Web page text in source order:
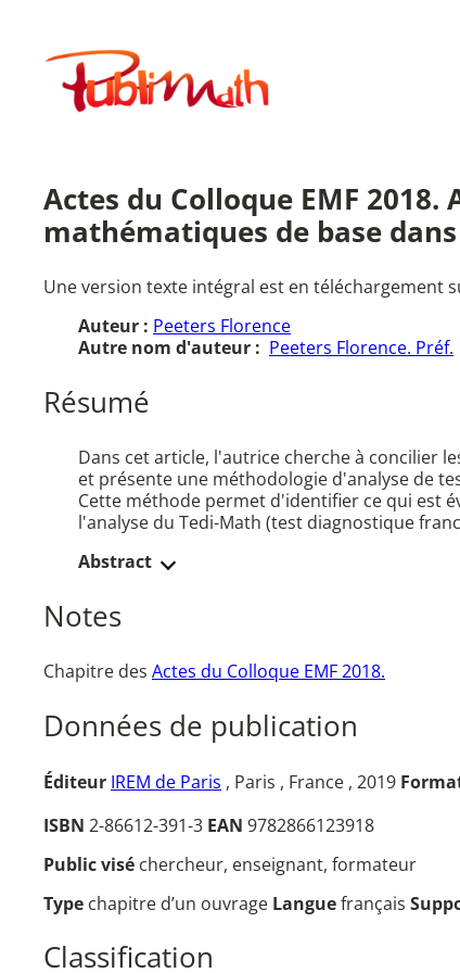
contenuPublimath
Actes du Colloque EMF
mathématiques de base
Une version texte intégral est en téléchargement
Auteur : Peeters Florence
Autre nom d'auteur : Peeters Florence. Préf.
Résumé
Dans cet article, l'autrice cherche à concilier
et présente une méthodologie d'analyse de
Cette méthode permet d'identifier ce qui est
l'analyse du Tedi-Math (test diagnostique
Abstract
Notes
Chapitre des Actes du Colloque EMF 2018.
Données de publication
Éditeur IREM de Paris , Paris , France , 2019
ISBN 2-86612-391-3 EAN 9782866123918
Public visé chercheur, enseignant, formateur
Type chapitre d’un ouvrage Languefrançais
Classification